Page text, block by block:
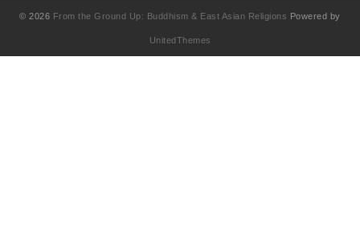
© 2026 From the Ground Up: Buddhism & East Asian Religions Powered by
UnitedThemes